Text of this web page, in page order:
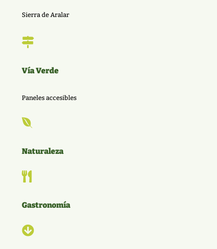
Sierra de Aralar

Vía Verde
Paneles accesibles

Naturaleza

Gastronomía
